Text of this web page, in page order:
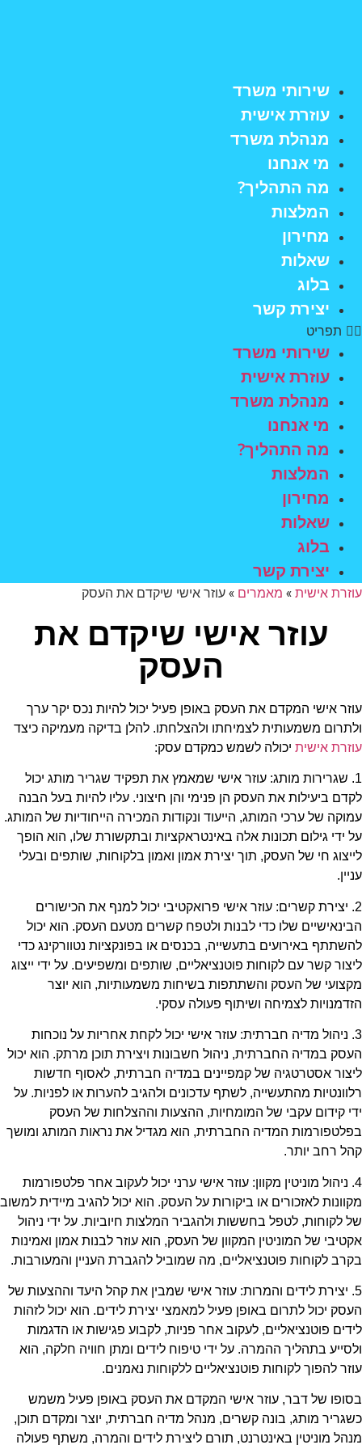
שירותי משרד
עוזרת אישית
מנהלת משרד
מי אנחנו
מה התהליך?
המלצות
מחירון
שאלות
בלוג
יצירת קשר
תפריט
שירותי משרד
עוזרת אישית
מנהלת משרד
מי אנחנו
מה התהליך?
המלצות
מחירון
שאלות
בלוג
יצירת קשר
עוזרת אישית» מאמרים »עוזר אישי שיקדם את העסק
עוזר אישי שיקדם את
העסק
עוזר אישי המקדם את העסק באופן פעיל יכול להיות נכס יקר ערך
ולתרום משמעותית לצמיחתו ולהצלחתו. להלן בדיקה מעמיקה כיצד
עוזרת אישית יכולה לשמש כמקדם עסק:
1. שגרירות מותג: עוזר אישי שמאמץ את תפקיד שגריר מותג יכול
לקדם ביעילות את העסק הן פנימי והן חיצוני. עליו להיות בעל הבנה
עמוקה של ערכי המותג, הייעוד ונקודות המכירה הייחודיות של המותג.
על ידי גילום תכונות אלה באינטראקציות ובתקשורת שלו, הוא הופך
לייצוג חי של העסק, תוך יצירת אמון ואמון בלקוחות, שותפים ובעלי
עניין.
2. יצירת קשרים: עוזר אישי פרואקטיבי יכול למנף את הכישורים
הבינאישיים שלו כדי לבנות ולטפח קשרים מטעם העסק. הוא יכול
להשתתף באירועים בתעשייה, בכנסים או בפונקציות נטוורקינג כדי
ליצור קשר עם לקוחות פוטנציאליים, שותפים ומשפיעים. על ידי ייצוג
מקצועי של העסק והשתתפות בשיחות משמעותיות, הוא יוצר
הזדמנויות לצמיחה ושיתוף פעולה עסקי.
3. ניהול מדיה חברתית: עוזר אישי יכול לקחת אחריות על נוכחות
העסק במדיה החברתית, ניהול חשבונות ויצירת תוכן מרתק. הוא יכול
ליצור אסטרטגיה של קמפיינים במדיה חברתית, לאסוף חדשות
רלוונטיות מהתעשייה, לשתף עדכונים ולהגיב להערות או לפניות. על
ידי קידום עקבי של המומחיות, ההצעות וההצלחות של העסק
בפלטפורמות המדיה החברתית, הוא מגדיל את נראות המותג ומושך
קהל רחב יותר.
4. ניהול מוניטין מקוון: עוזר אישי ערני יכול לעקוב אחר פלטפורמות
מקוונות לאזכורים או ביקורות על העסק. הוא יכול להגיב מיידית למשוב
של לקוחות, לטפל בחששות ולהגביר המלצות חיוביות. על ידי ניהול
אקטיבי של המוניטין המקוון של העסק, הוא עוזר לבנות אמון ואמינות
בקרב לקוחות פוטנציאליים, מה שמוביל להגברת העניין והמעורבות.
5. יצירת לידים והמרות: עוזר אישי שמבין את קהל היעד וההצעות של
העסק יכול לתרום באופן פעיל למאמצי יצירת לידים. הוא יכול לזהות
לידים פוטנציאליים, לעקוב אחר פניות, לקבוע פגישות או הדגמות
ולסייע בתהליך ההמרה. על ידי טיפוח לידים ומתן חוויה חלקה, הוא
עוזר להפוך לקוחות פוטנציאליים ללקוחות נאמנים.
בסופו של דבר, עוזר אישי המקדם את העסק באופן פעיל משמש
כשגריר מותג, בונה קשרים, מנהל מדיה חברתית, יוצר ומקדם תוכן,
מנהל מוניטין באינטרנט, תורם ליצירת לידים והמרה, משתף פעולה